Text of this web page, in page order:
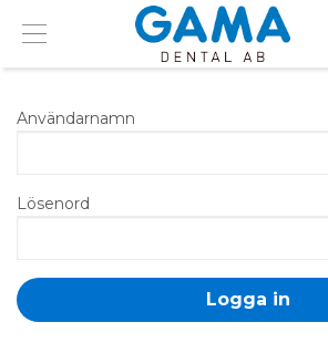
Menu
OM GAMA
Användarnamn
Lösenord